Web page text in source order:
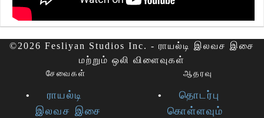
©2026 Fesliyan Studios Inc. - ராயல்டி இலவச இசை
மற்றும் ஒலி விளைவுகள்
சேவைகள்
ராயல்டி
இலவச இசை
ஆதரவு
தொடர்பு
கொள்ளவும்